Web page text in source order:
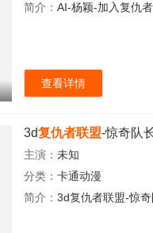
简介： AI-杨颖-加入复仇
查看详情
3d复仇者联盟-惊奇队
主演： 未知
分类： 卡通动漫
简介： 3d复仇者联盟-惊